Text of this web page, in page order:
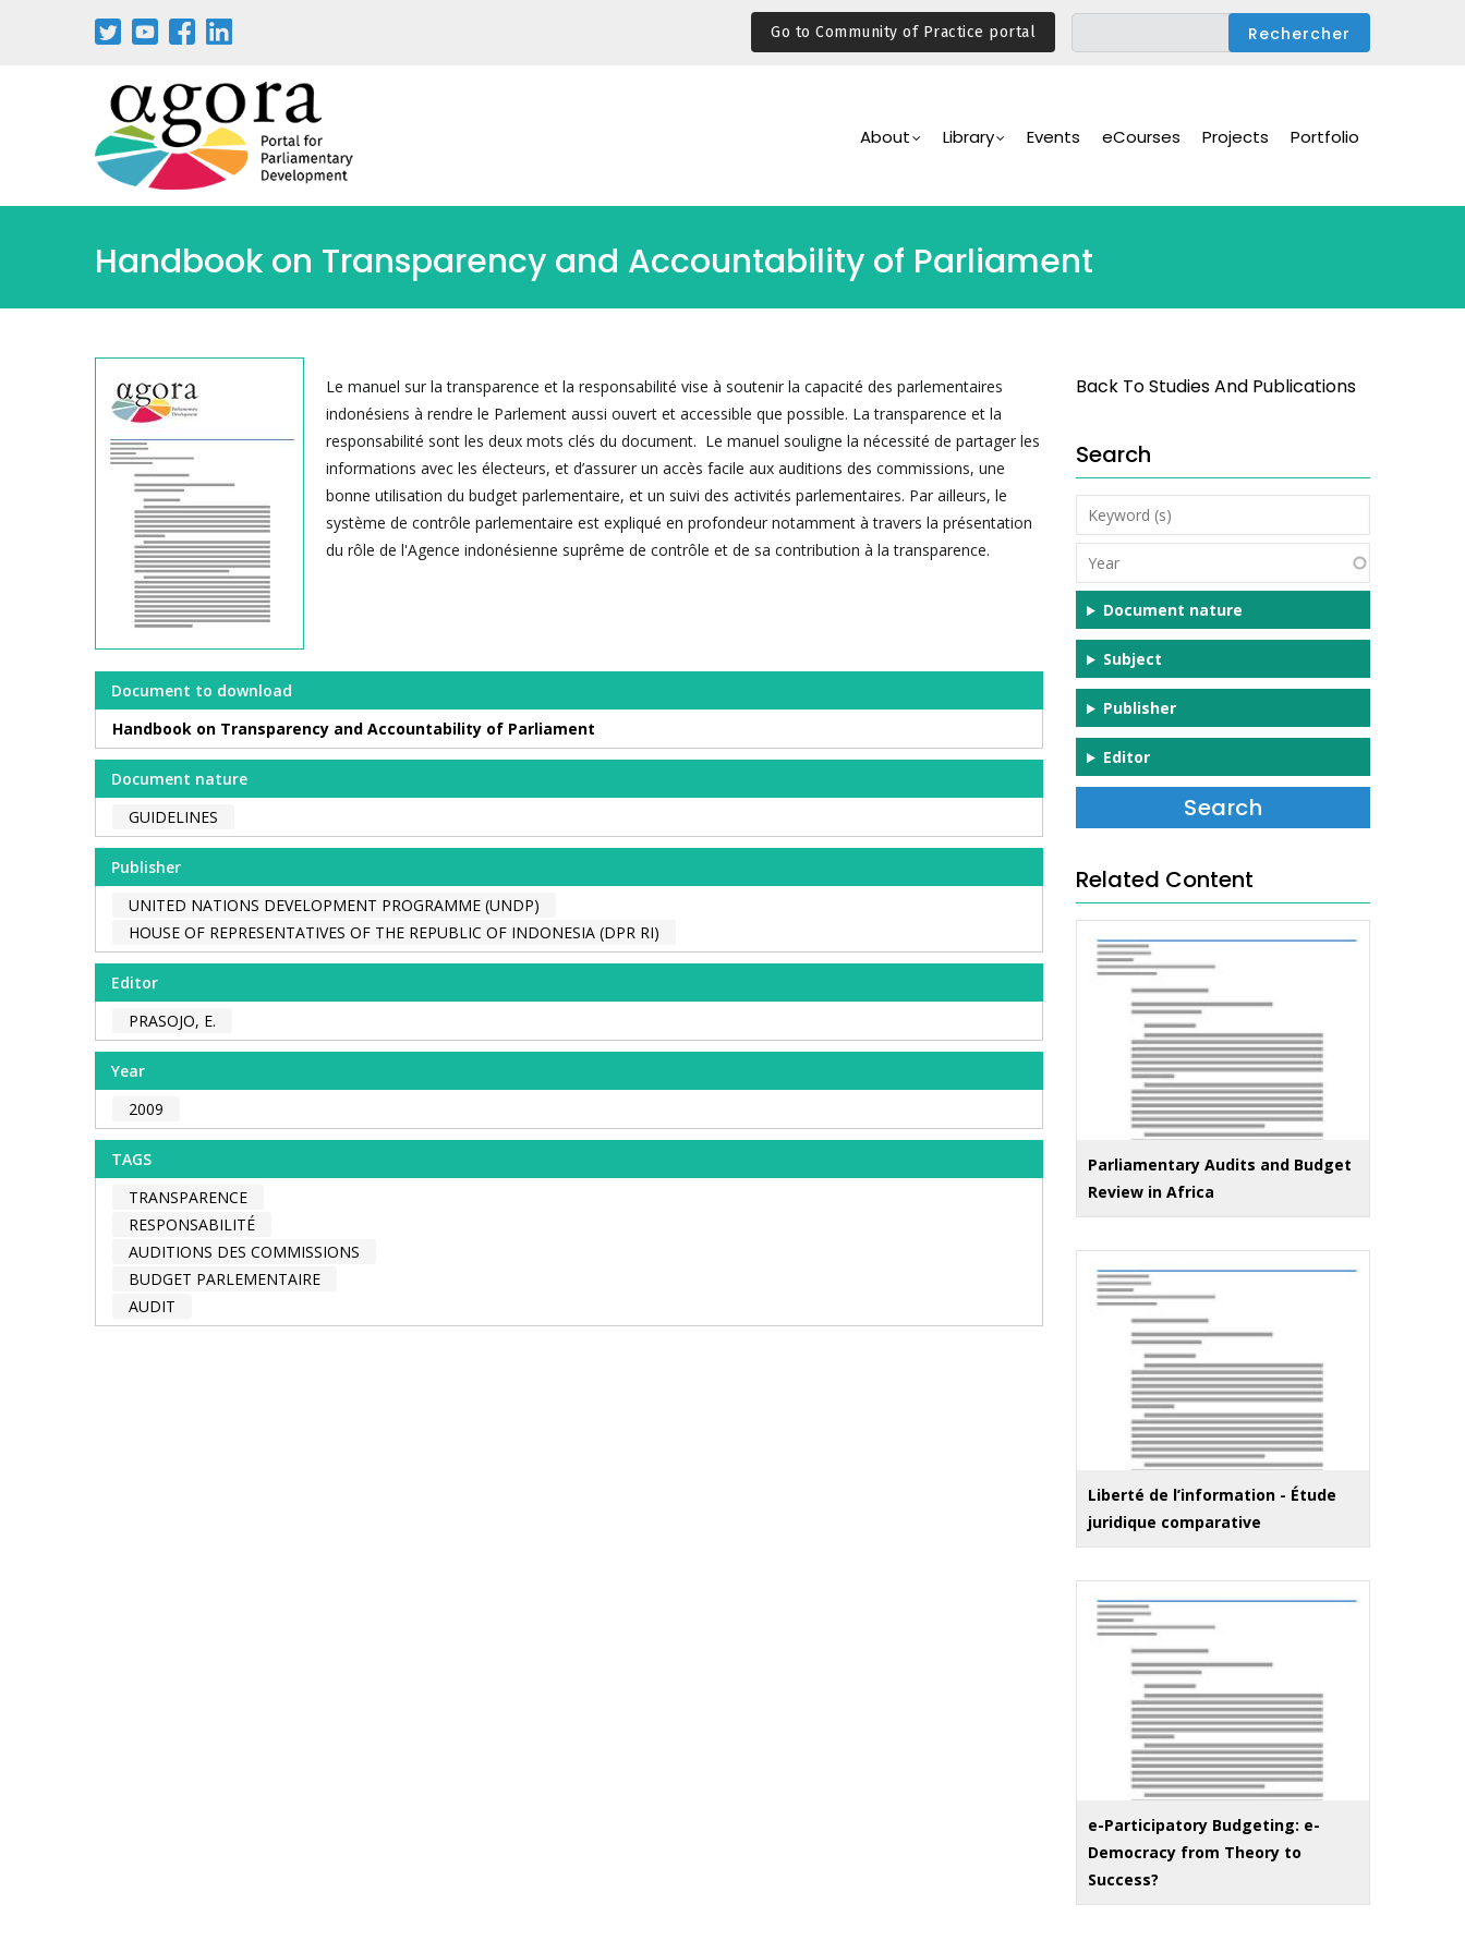
Go to Community of Practice portal
Navigation
About Library Events eCourses Projects Portfolio
Handbook on Transparency and Accountability of Parliament
Le manuel sur la transparence et la responsabilité vise à soutenir la capacité des parlementaires
indonésiens à rendre le Parlement aussi ouvert et accessible que possible. La transparence et la
responsabilité sont les deux mots clés du document. Le manuel souligne la nécessité de partager les
informations avec les électeurs, et d’assurer un accès facile aux auditions des commissions, une
bonne utilisation du budget parlementaire, et un suivi des activités parlementaires. Par ailleurs, le
système de contrôle parlementaire est expliqué en profondeur notamment à travers la présentation
du rôle de l'Agence indonésienne suprême de contrôle et de sa contribution à la transparence.
Document to download
Handbook on Transparency and Accountability of Parliament
Document nature
GUIDELINES
Publisher
UNITED NATIONS DEVELOPMENT PROGRAMME (UNDP)
HOUSE OF REPRESENTATIVES OF THE REPUBLIC OF INDONESIA (DPR RI)
Editor
PRASOJO, E.
Year
2009
TAGS
TRANSPARENCE
RESPONSABILITÉ
AUDITIONS DES COMMISSIONS
BUDGET PARLEMENTAIRE
AUDIT
Back To Studies And Publications
Search
Keyword
(s)
Year
Document nature
Subject
Publisher
Editor
Related Content
Parliamentary Audits and Budget
Review in Africa
Liberté de l’information - Étude
juridique comparative
e-Participatory Budgeting: e-
Democracy from Theory to
Success?